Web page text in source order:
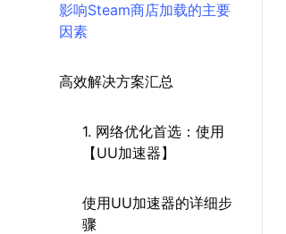
影响Steam商店加载的主要
因素
高效解决方案汇总
1. 网络优化首选：使用
【UU加速器】
使用UU加速器的详细步
骤